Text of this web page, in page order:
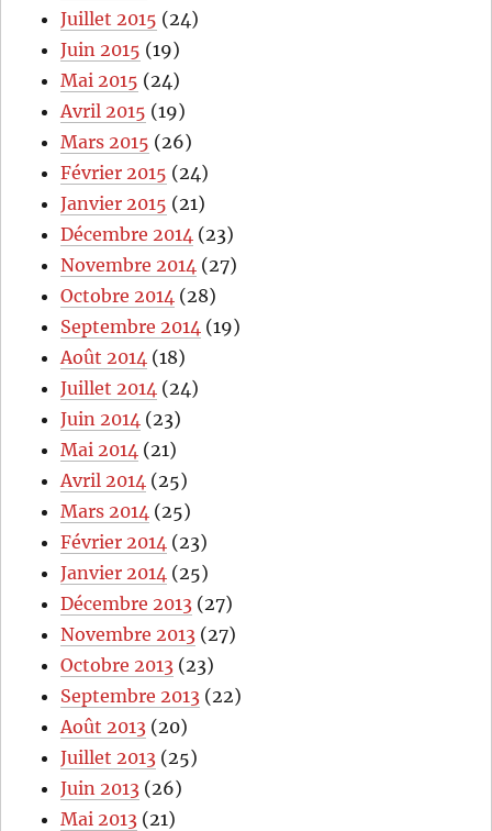
Juillet 2015 (24)
Juin 2015 (19)
Mai 2015 (24)
Avril 2015 (19)
Mars 2015 (26)
Février 2015 (24)
Janvier 2015 (21)
Décembre 2014 (23)
Novembre 2014 (27)
Octobre 2014 (28)
Septembre 2014 (19)
Août 2014 (18)
Juillet 2014 (24)
Juin 2014 (23)
Mai 2014 (21)
Avril 2014 (25)
Mars 2014 (25)
Février 2014 (23)
Janvier 2014 (25)
Décembre 2013 (27)
Novembre 2013 (27)
Octobre 2013 (23)
Septembre 2013 (22)
Août 2013 (20)
Juillet 2013 (25)
Juin 2013 (26)
Mai 2013 (21)